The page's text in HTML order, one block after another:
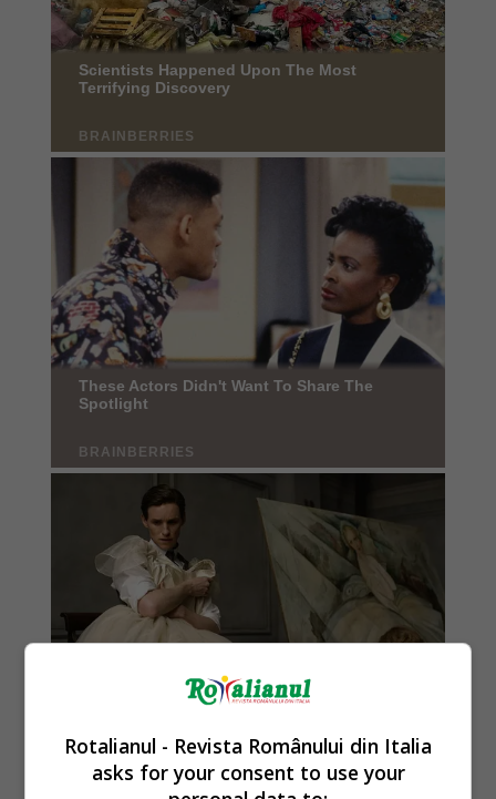
Rotalianul - Revista Românului din Italia
asks for your consent to use your